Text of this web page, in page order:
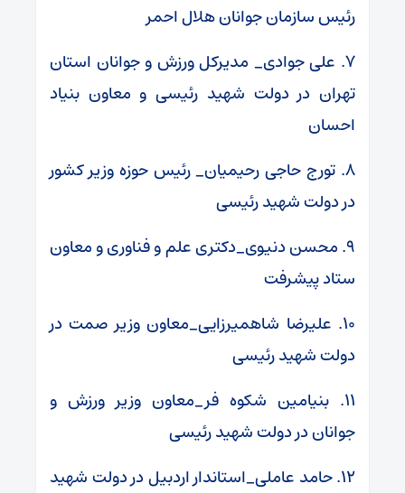
رئیس سازمان جوانان هلال احمر
۷. علی جوادی_ مدیرکل ورزش و جوانان استان
تهران در دولت شهید رئیسی و معاون بنیاد
احسان
۸. تورج حاجی رحیمیان_ رئیس حوزه وزیر کشور
در دولت شهید رئیسی
۹. محسن دنیوی_دکتری علم و فناوری و معاون
ستاد پیشرفت
۱۰. علیرضا شاهمیرزایی_معاون وزیر صمت در
دولت شهید رئیسی
۱۱. بنیامین شکوه فر_معاون وزیر ورزش و
جوانان در دولت شهید رئیسی
۱۲. حامد عاملی_استاندار اردبیل در دولت شهید